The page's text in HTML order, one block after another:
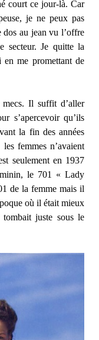
court ce jour-là. Car
je ne peux pas
au jean vu l’offre
secteur. Je quitte la
me promettant de
Il suffit d’aller
s’apercevoir qu’ils
la fin des années
femmes n’avaient
seulement en 1937
le 701 « Lady
de la femme mais il
où il était mieux
juste sous le